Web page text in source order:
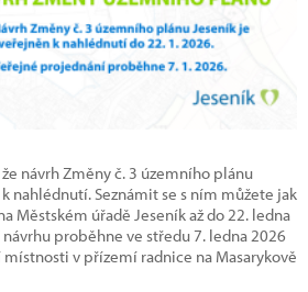
návrh Změny č. 3 územního plánu
nahlédnutí. Seznámit se s ním můžete jak
Městském úřadě Jeseník až do 22. ledna
proběhne ve středu 7. ledna 2026
místnosti v přízemí radnice na Masarykově